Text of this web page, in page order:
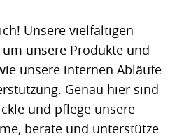
Unsere vielfältigen
unsere Produkte und
unsere internen Abläufe
Genau hier sind
und pflege unsere
berate und unterstütze